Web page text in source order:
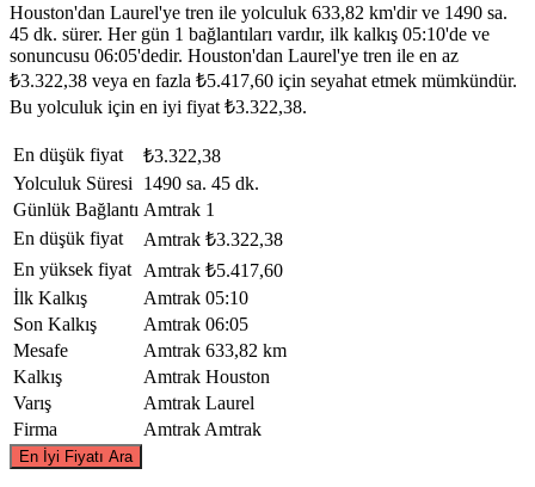
Houston'dan Laurel'ye tren ile yolculuk 633,82 km'dir ve 1490 sa.
45 dk. sürer. Her gün 1 bağlantıları vardır, ilk kalkış 05:10'de ve
sonuncusu 06:05'dedir. Houston'dan Laurel'ye tren ile en az
₺3.322,38 veya en fazla ₺5.417,60 için seyahat etmek mümkündür.
Bu yolculuk için en iyi fiyat ₺3.322,38.
En düşük fiyat
₺3.322,38
Yolculuk Süresi
1490 sa. 45 dk.
Günlük Bağlantı Amtrak 1
En düşük fiyat
Amtrak ₺3.322,38
En yüksek fiyat
Amtrak ₺5.417,60
İlk Kalkış
Amtrak 05:10
Son Kalkış
Amtrak 06:05
Mesafe
Amtrak 633,82 km
Kalkış
Amtrak Houston
Varış
Amtrak Laurel
Firma
Amtrak Amtrak
En İyi Fiyatı Ara